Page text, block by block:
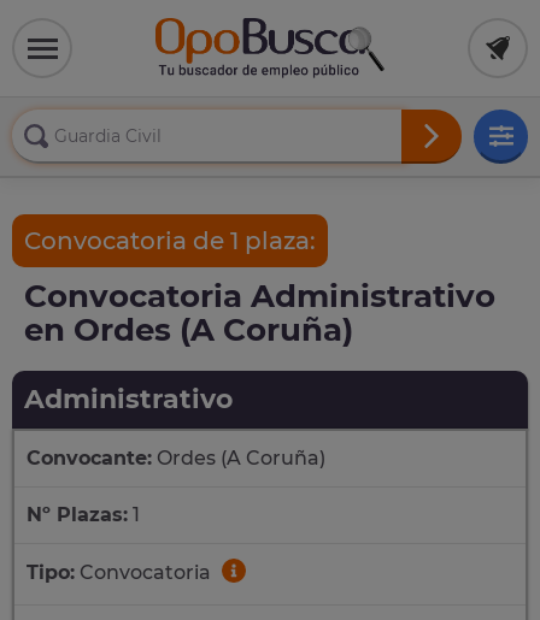
Convocatoria de 1 plaza:
Convocatoria Administrativo
en Ordes (A Coruña)
Administrativo
Convocante: Ordes (A Coruña)
Nº Plazas: 1
Tipo: Convocatoria